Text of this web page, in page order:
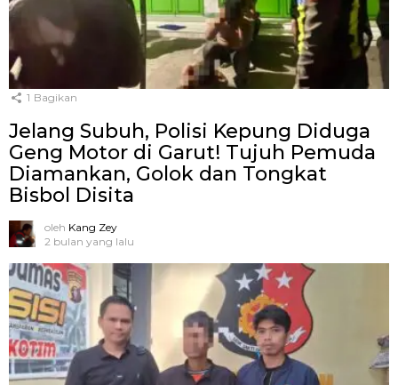
1 Bagikan
Jelang Subuh, Polisi Kepung Diduga
Geng Motor di Garut! Tujuh Pemuda
Diamankan, Golok dan Tongkat
Bisbol Disita
oleh Kang Zey
2 bulan yang lalu